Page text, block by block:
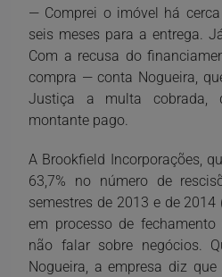
— Comprei o imóvel há
seis meses para a entrega.
Com a recusa do
compra — conta Nogueira,
Justiça a multa cobrada,
montante pago.
A Brookfield Incorporações,
63,7% no número de
semestres de 2013 e de
em processo de
não falar sobre negócios.
Nogueira, a empresa diz